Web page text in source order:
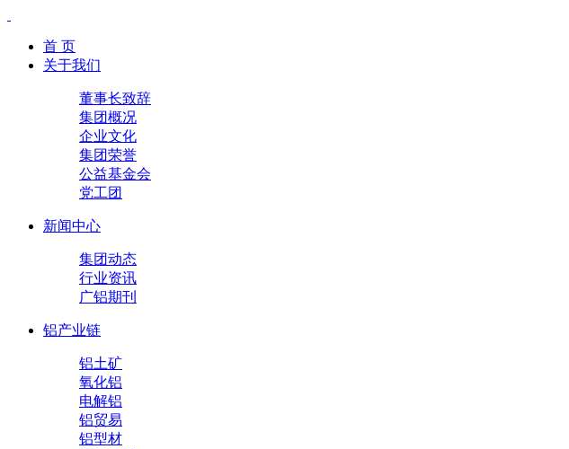
首 页
关于我们
董事长致辞
集团概况
企业文化
集团荣誉
公益基金会
党工团
新闻中心
集团动态
行业资讯
广铝期刊
铝产业链
铝土矿
氧化铝
电解铝
铝贸易
铝型材